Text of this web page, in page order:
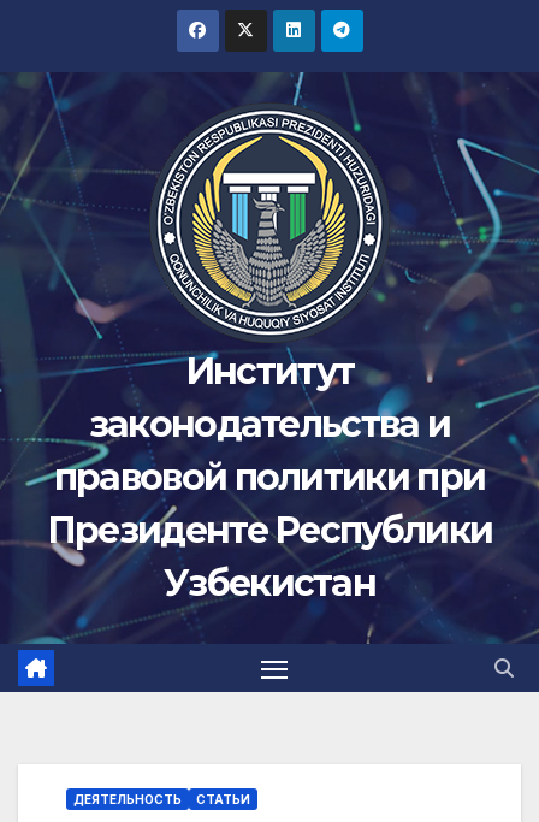
содержимому
Институт
законодательства и
правовой политики при
Президенте Республики
Узбекистан
ДЕЯТЕЛЬНОСТЬ СТАТЬИ